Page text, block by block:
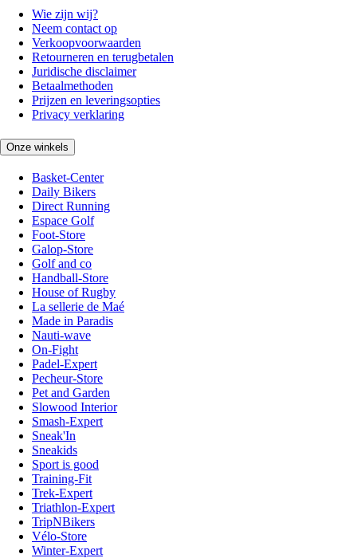
Wie zijn wij?
Neem contact op
Verkoopvoorwaarden
Retourneren en terugbetalen
Juridische disclaimer
Betaalmethoden
Prijzen en leveringsopties
Privacy verklaring
Onze winkels
Basket-Center
Daily Bikers
Direct Running
Espace Golf
Foot-Store
Galop-Store
Golf and co
Handball-Store
House of Rugby
La sellerie de Maé
Made in Paradis
Nauti-wave
On-Fight
Padel-Expert
Pecheur-Store
Pet and Garden
Slowood Interior
Smash-Expert
Sneak'In
Sneakids
Sport is good
Training-Fit
Trek-Expert
Triathlon-Expert
TripNBikers
Vélo-Store
Winter-Expert